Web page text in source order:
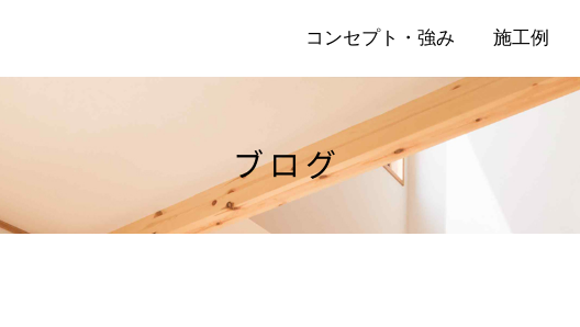
コンセプト・強み 施工例
新築住
ブログ